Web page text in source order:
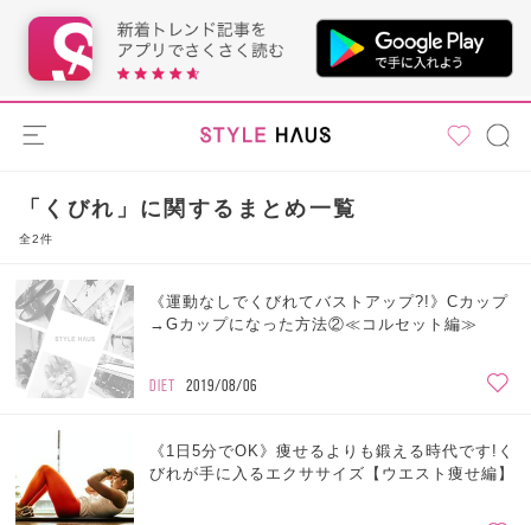
「くびれ」に関するまとめ一覧
全2件
《運動なしでくびれてバストアップ?!》Cカップ
→Gカップになった方法②≪コルセット編≫
DIET 2019/08/06
《1日5分でOK》痩せるよりも鍛える時代です!く
びれが手に入るエクササイズ【ウエスト痩せ編】